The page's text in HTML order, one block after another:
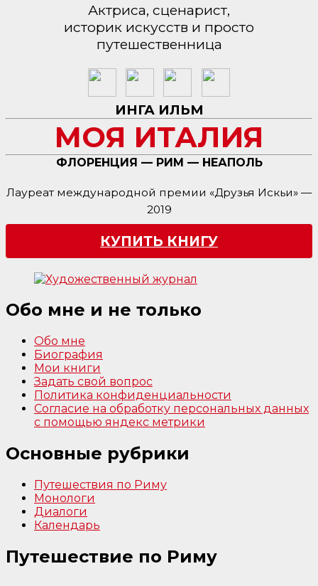
Актриса, сценарист,
историк искусств и просто
путешественница
ИНГА ИЛЬМ
МОЯ ИТАЛИЯ
ФЛОРЕНЦИЯ — РИМ — НЕАПОЛЬ
Лауреат международной премии «Друзья Искьи» —
2019
КУПИТЬ КНИГУ
Обо мне и не только
Обо мне
Биография
Мои книги
Задать свой вопрос
Политика конфиденциальности
Согласие на обработку персональных данных
с помощью яндекс метрики
Основные рубрики
Путешествия по Риму
Монологи
Диалоги
Календарь
Путешествие по Риму